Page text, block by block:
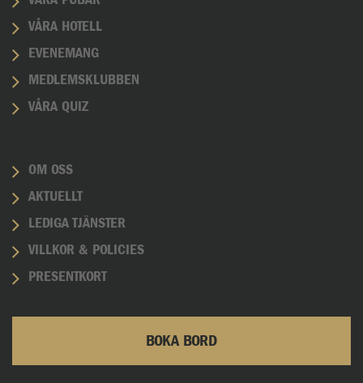
VÅRA HOTELL
EVENEMANG
MEDLEMSKLUBBEN
VÅRA QUIZ
OM OSS
AKTUELLT
LEDIGA TJÄNSTER
VILLKOR & POLICIES
PRESENTKORT
BOKA BORD